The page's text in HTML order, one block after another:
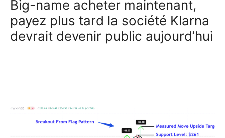
Big-name acheter maintenant,
payez plus tard la société Klarna
devrait devenir public aujourd’hui